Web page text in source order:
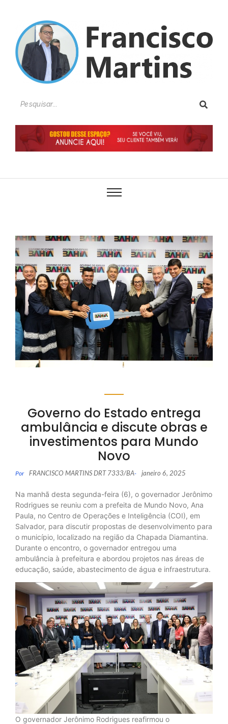
Governo do Estado entrega
ambulância e discute obras e
investimentos para Mundo
Novo
Por FRANCISCO MARTINS DRT 7333/BA- janeiro 6, 2025
Na manhã desta segunda-feira (6), o governador Jerônimo
Rodrigues se reuniu com a prefeita de Mundo Novo, Ana
Paula, no Centro de Operações e Inteligência (COI), em
Salvador, para discutir propostas de desenvolvimento para
o município, localizado na região da Chapada Diamantina.
Durante o encontro, o governador entregou uma
ambulância à prefeitura e abordou projetos nas áreas de
educação, saúde, abastecimento de água e infraestrutura.
O governador Jerônimo Rodrigues reafirmou o